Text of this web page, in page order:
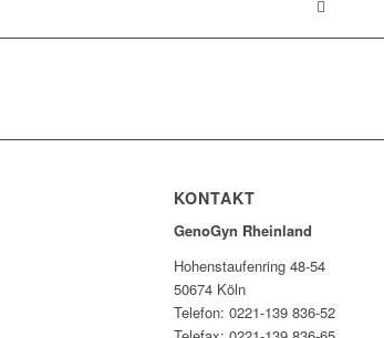
KONTAKT
GenoGyn Rheinland
Hohenstaufenring 48-54
50674 Köln
Telefon: 0221-139 836-52